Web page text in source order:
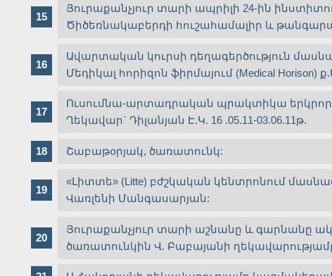
Յուրաքանչյուր տարի ապրիլի 24-ին
Ծիծեռնակաբերդի հուշահամալիր և
Ավարտական կուրսի դեղագերծություն
Մեդիկալ հորիզոն ֆիրմայում (Medical
Ուսումնա-արտադրական պրակտիկա
Ղեկավար` Դիլանյան Է.Կ. 16 .05.11-03.06.11թ.
Շաբաթօրյակ, ծառատունկ:
«Լիտտե» (Litte) բժշկական կենտրոնում
Վառլենի Մանգասարյան:
Յուրաքանչյուր տարի աշնանը և գարնանը
ծառատունկին Վ. Բաբայանի